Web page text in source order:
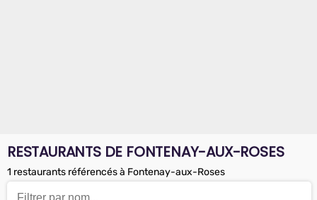
RESTAURANTS DE FONTENAY-AUX-ROSES
1 restaurants référencés à Fontenay-aux-Roses